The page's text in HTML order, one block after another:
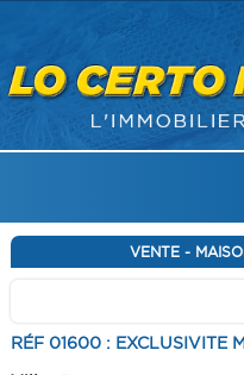
TOUTES LES VENTES
LOCATIONS
VENTE -
RÉF 01600 : EXCLUSIVITE